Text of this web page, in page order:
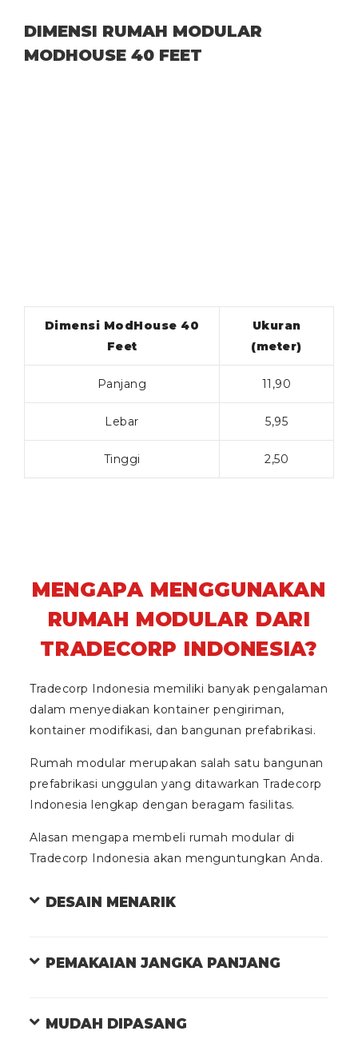
DIMENSI RUMAH MODULAR
MODHOUSE 40 FEET
Dimensi ModHouse 40
Feet
Ukuran
(meter)
Panjang 11,90
Lebar 5,95
Tinggi 2,50
MENGAPA MENGGUNAKAN
RUMAH MODULAR DARI
TRADECORP INDONESIA?
Tradecorp Indonesia memiliki banyak pengalaman
dalam menyediakan kontainer pengiriman,
kontainer modifikasi, dan bangunan prefabrikasi.
Rumah modular merupakan salah satu bangunan
prefabrikasi unggulan yang ditawarkan Tradecorp
Indonesia lengkap dengan beragam fasilitas.
Alasan mengapa membeli rumah modular di
Tradecorp Indonesia akan menguntungkan Anda.
DESAIN MENARIK
PEMAKAIAN JANGKA PANJANG
MUDAH DIPASANG